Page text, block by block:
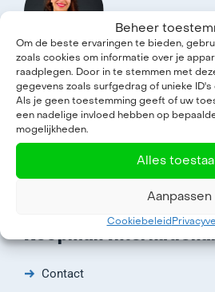
Beheer
Om de beste ervaringen te bieden,
zoals cookies om informatie over je
raadplegen. Door in te stemmen met
gegevens zoals surfgedrag of unieke
Als je geen toestemming geeft of uw
een nadelige invloed hebben op
mogelijkheden.
Alles
Aanpassen
Cookiebeleid
Enrica Cocco
HR Consultant Amsterdam
Koopman
Contact